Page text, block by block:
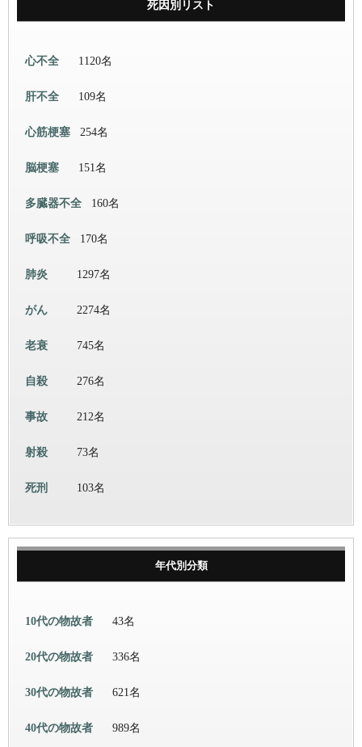
死因別リスト
心不全 1120名
肝不全 109名
心筋梗塞 254名
脳梗塞 151名
多臓器不全 160名
呼吸不全 170名
肺炎 1297名
がん 2274名
老衰 745名
自殺 276名
事故 212名
射殺 73名
死刑 103名
年代別分類
10代の物故者 43名
20代の物故者 336名
30代の物故者 621名
40代の物故者 989名